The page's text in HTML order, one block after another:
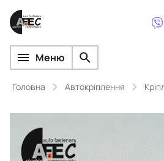
Меню
Головна Автокріплення